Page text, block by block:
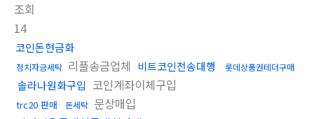
조회
14
코인돈현금화
정치자금세탁 리플송금업체 비트코인전송대행 롯데상품권테더구매
솔라나원화구입 코인계좌이체구입
trc20 판매 돈세탁 문상매입